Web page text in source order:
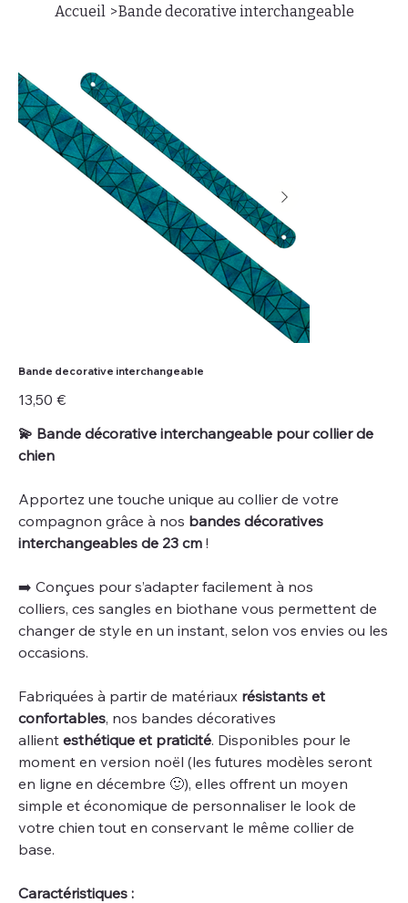
Accueil >Bande decorative interchangeable
Bande decorative interchangeable
Prix
13,50 €
💫​ Bande décorative interchangeable pour collier de
chien
Apportez une touche unique au collier de votre
compagnon grâce à nos bandes décoratives
interchangeables de 23 cm !
​➡️​ Conçues pour s’adapter facilement à nos
colliers, ces sangles en biothane vous permettent de
changer de style en un instant, selon vos envies ou les
occasions.
Fabriquées à partir de matériaux résistants et
confortables, nos bandes décoratives
allient esthétique et praticité. Disponibles pour le
moment en version noël (les futures modèles seront
en ligne en décembre 🙂​), elles offrent un moyen
simple et économique de personnaliser le look de
votre chien tout en conservant le même collier de
base.
Caractéristiques :